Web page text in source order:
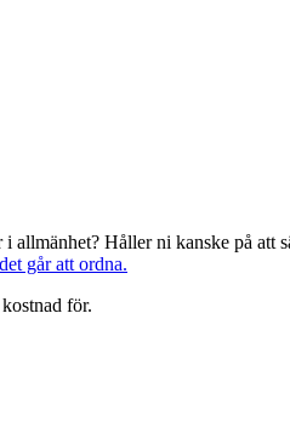
Håller ni kanske på
går att ordna.
för.